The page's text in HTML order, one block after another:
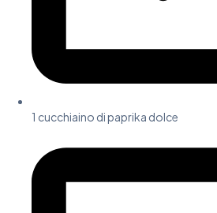
1 cucchiaino di paprika dolce